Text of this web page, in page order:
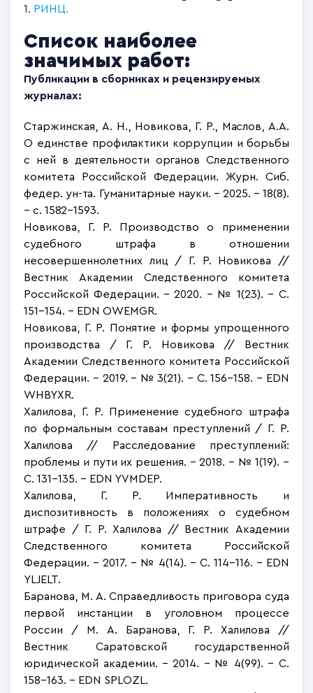
1. РИНЦ.
Список наиболее
значимых работ:
Публикации в сборниках и рецензируемых
журналах:
Старжинская, А. Н., Новикова, Г. Р., Маслов, А.А.
О единстве профилактики коррупции и борьбы
с ней в деятельности органов Следственного
комитета Российской Федерации. Журн. Сиб.
федер. ун-та. Гуманитарные науки. – 2025. – 18(8).
– с. 1582–1593.
Новикова, Г. Р. Производство о применении
судебного штрафа в отношении
несовершеннолетних лиц /
Г. Р. Новикова //
Вестник Академии Следственного комитета
Российской Федерации. – 2020. – № 1(23). – С.
151-154. – EDN OWEMGR.
Новикова, Г. Р. Понятие и формы упрощенного
производства /
Г. Р. Новикова // Вестник
Академии Следственного комитета Российской
Федерации. – 2019. – № 3(21). – С. 156-158. – EDN
WHBYXR.
Халилова, Г. Р. Применение судебного штрафа
по формальным составам преступлений / Г. Р.
Халилова // Расследование преступлений:
проблемы и пути их решения. – 2018. – № 1(19). –
С. 131-135. – EDN YVMDEP.
Халилова, Г. Р. Императивность и
диспозитивность в положениях о судебном
штрафе / Г. Р. Халилова // Вестник Академии
Следственного комитета Российской
Федерации. – 2017. – № 4(14). – С. 114-116. – EDN
YLJELT.
Баранова, М. А. Справедливость приговора суда
первой инстанции в уголовном процессе
России / М. А. Баранова, Г. Р. Халилова //
Вестник Саратовской государственной
юридической академии. – 2014. – № 4(99). – С.
158-163. – EDN SPLOZL.